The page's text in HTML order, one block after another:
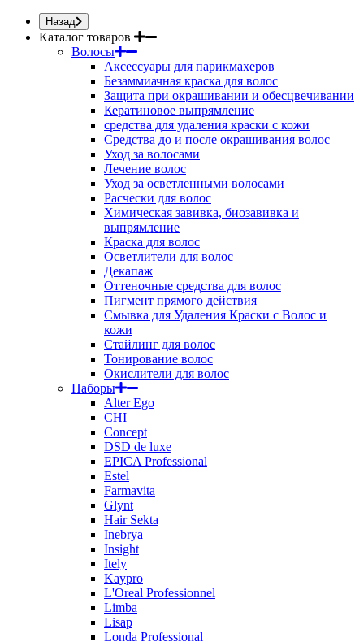
Назад
Каталог товаров
Волосы
Аксессуары для парикмахеров
Безаммиачная краска для волос
Защита при окрашивании и обесцвечивании
Кератиновое выпрямление
средства для удаления краски с кожи
Средства до и после окрашивания волос
Уход за волосами
Лечение волос
Уход за осветленными волосами
Расчески для волос
Химическая завивка, биозавивка и
выпрямление
Краска для волос
Осветлители для волос
Декапаж
Оттеночные средства для волос
Пигмент прямого действия
Смывка для Удаления Краски с Волос и
кожи
Стайлинг для волос
Тонирование волос
Окислители для волос
Наборы
Alter Ego
CHI
Concept
DSD de luxe
EPICA Professional
Estel
Farmavita
Glynt
Hair Sekta
Inebrya
Insight
Itely
Kaypro
L'Oreal Professionnel
Limba
Lisap
Londa Professional